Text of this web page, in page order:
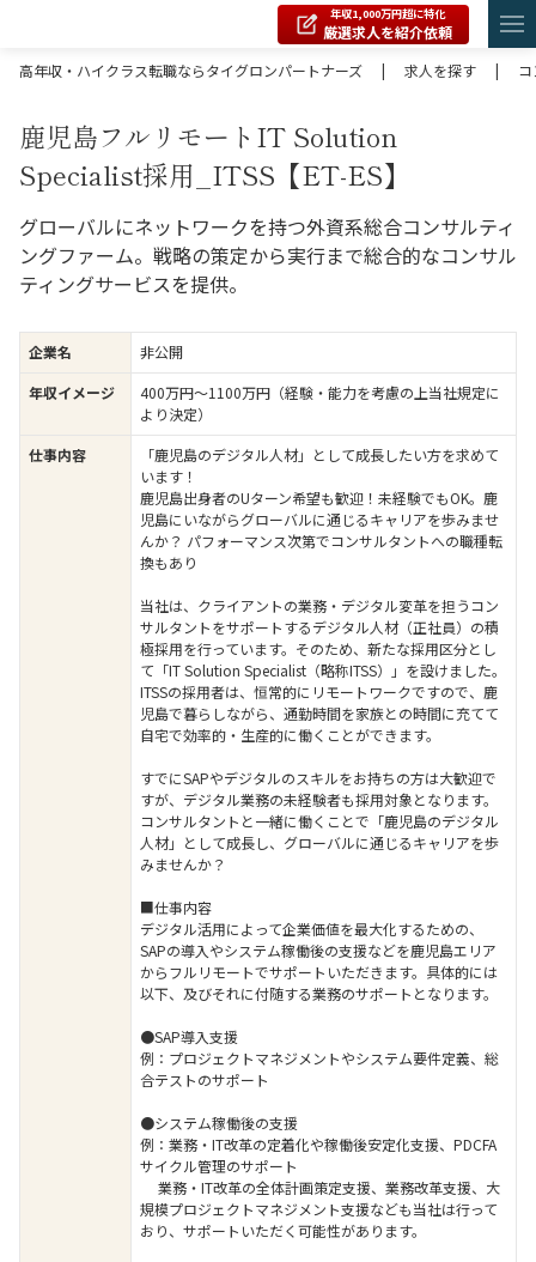
年収1,000万円超に特化
厳選求人を紹介依頼
高年収・ハイクラス転職ならタイグロンパートナーズ
| 求人を探す |
鹿児島フルリモートIT Solution
Specialist採用_ITSS【ET-ES】
グローバルにネットワークを持つ外資系総合コンサルティ
ングファーム。戦略の策定から実行まで総合的なコンサル
ティングサービスを提供。
企業名
非公開
年収イメージ
400万円〜1100万円（経験・能力を考慮の上当社規定に
より決定）
仕事内容
「鹿児島のデジタル人材」として成長したい方を求めて
います！
鹿児島出身者のUターン希望も歓迎！未経験でもOK。鹿
児島にいながらグローバルに通じるキャリアを歩みませ
んか？ パフォーマンス次第でコンサルタントへの職種転
換もあり
当社は、クライアントの業務・デジタル変革を担うコン
サルタントをサポートするデジタル人材（正社員）の積
極採用を行っています。そのため、新たな採用区分とし
て「IT Solution Specialist（略称ITSS）」を設けました。
ITSSの採用者は、恒常的にリモートワークですので、鹿
児島で暮らしながら、通勤時間を家族との時間に充てて
自宅で効率的・生産的に働くことができます。
すでにSAPやデジタルのスキルをお持ちの方は大歓迎で
すが、デジタル業務の未経験者も採用対象となります。
コンサルタントと一緒に働くことで「鹿児島のデジタル
人材」として成長し、グローバルに通じるキャリアを歩
みませんか？
■仕事内容
デジタル活用によって企業価値を最大化するための、
SAPの導入やシステム稼働後の支援などを鹿児島エリア
からフルリモートでサポートいただきます。具体的には
以下、及びそれに付随する業務のサポートとなります。
●SAP導入支援
例：プロジェクトマネジメントやシステム要件定義、総
合テストのサポート
●システム稼働後の支援
例：業務・IT改革の定着化や稼働後安定化支援、PDCFA
サイクル管理のサポート
業務・IT改革の全体計画策定支援、業務改革支援、大
規模プロジェクトマネジメント支援なども当社は行って
おり、サポートいただく可能性があります。